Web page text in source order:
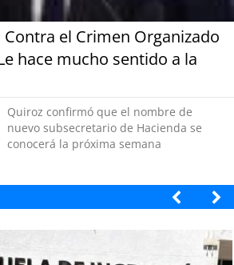
el Crimen Organizado
hace mucho sentido a la
Quiroz confirmó que el nombre de
nuevo subsecretario de Hacienda se
conocerá la próxima semana